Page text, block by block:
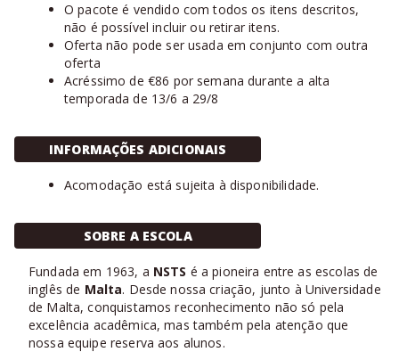
O pacote é vendido com todos os itens descritos,
não é possível incluir ou retirar itens.
Oferta não pode ser usada em conjunto com outra
oferta
Acréssimo de €86 por semana durante a alta
temporada de 13/6 a 29/8
INFORMAÇÕES ADICIONAIS
Acomodação está sujeita à disponibilidade.
SOBRE A ESCOLA
Fundada em 1963, a NSTS é a pioneira entre as escolas de
inglês de Malta. Desde nossa criação, junto à Universidade
de Malta, conquistamos reconhecimento não só pela
excelência acadêmica, mas também pela atenção que
nossa equipe reserva aos alunos.